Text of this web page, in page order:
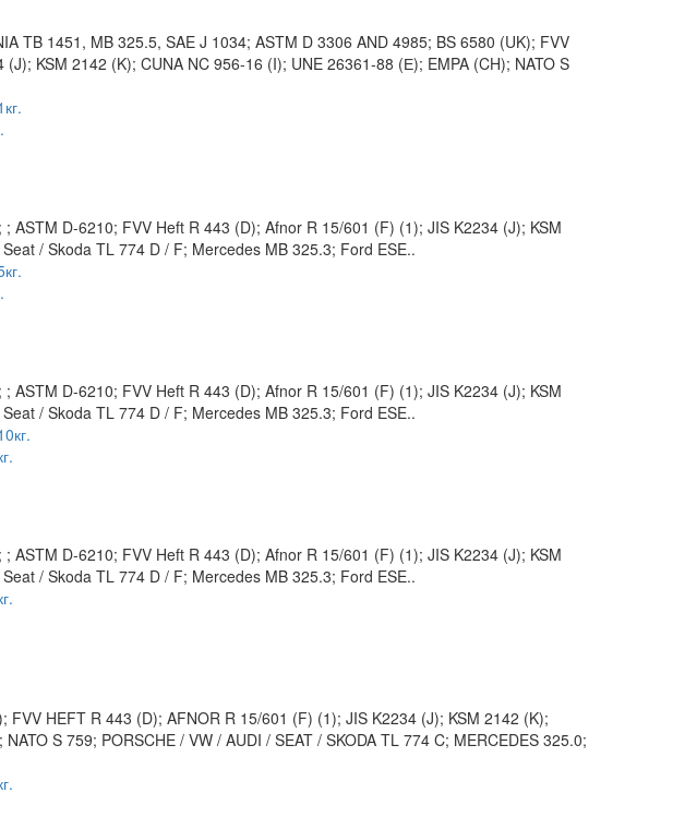
TB 1451, MB 325.5, SAE J 1034; ASTM D 3306 AND 4985; BS 6580 (UK); FVV
KSM 2142 (K); CUNA NC 956-16 (I); UNE 26361-88 (Е); EMPA (CH); NATO S
ASTM D-6210; FVV Heft R 443 (D); Afnor R 15/601 (F) (1); JIS K2234 (J); KSM
/ Skoda TL 774 D / F; Mercedes MB 325.3; Ford ESE..
ASTM D-6210; FVV Heft R 443 (D); Afnor R 15/601 (F) (1); JIS K2234 (J); KSM
/ Skoda TL 774 D / F; Mercedes MB 325.3; Ford ESE..
ASTM D-6210; FVV Heft R 443 (D); Afnor R 15/601 (F) (1); JIS K2234 (J); KSM
/ Skoda TL 774 D / F; Mercedes MB 325.3; Ford ESE..
FVV HEFT R 443 (D); AFNOR R 15/601 (F) (1); JIS K2234 (J); KSM 2142 (K);
S 759; PORSCHE / VW / AUDI / SEAT / SKODA TL 774 C; MERCEDES 325.0;